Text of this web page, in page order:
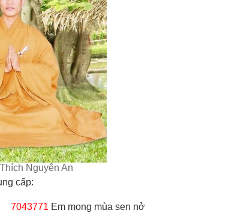
Nguyên An
cấp:
7043771 Em mong mùa sen nở